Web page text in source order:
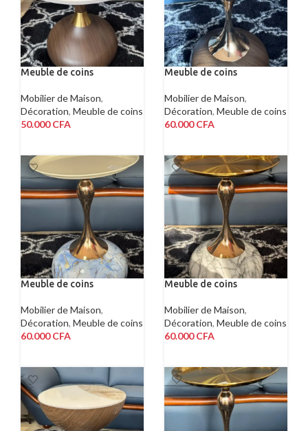
Meuble de coins
Mobilier de Maison,
Décoration, Meuble de coins
50.000CFA
Meuble de coins
Mobilier de Maison,
Décoration, Meuble de coins
60.000CFA
Meuble de coins
Mobilier de Maison,
Décoration, Meuble de coins
60.000CFA
Meuble de coins
Mobilier de Maison,
Décoration, Meuble de coins
60.000CFA